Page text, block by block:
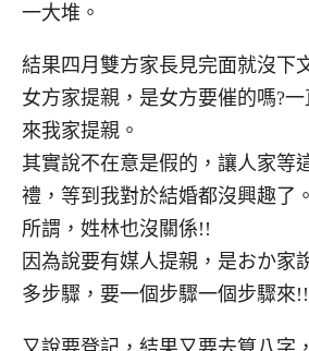
一大堆。
結果四月雙方家長見完面就沒下
女方家提親，是女方要催的嗎?
來我家提親。
其實說不在意是假的，讓人家等
禮，等到我對於結婚都沒興趣了
所謂，姓林也沒關係!!
因為說要有媒人提親，是おか家
多步驟，要一個步驟一個步驟來!!